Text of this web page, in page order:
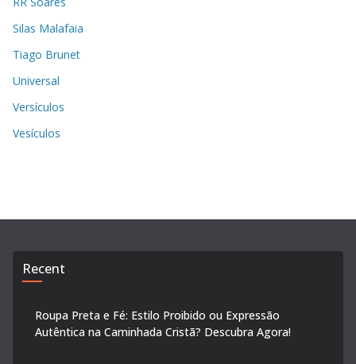
Silas Malafaia
Tiago Brunet
Universal
Versículos
Vesículos
Recent
Roupa Preta e Fé: Estilo Proibido ou Expressão
Autêntica na Caminhada Cristã? Descubra Agora!